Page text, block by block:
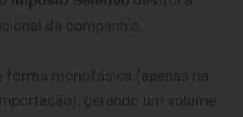
da companhia.
forma monofásica (apenas na
gerando um volume